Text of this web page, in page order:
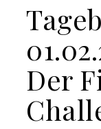
Der